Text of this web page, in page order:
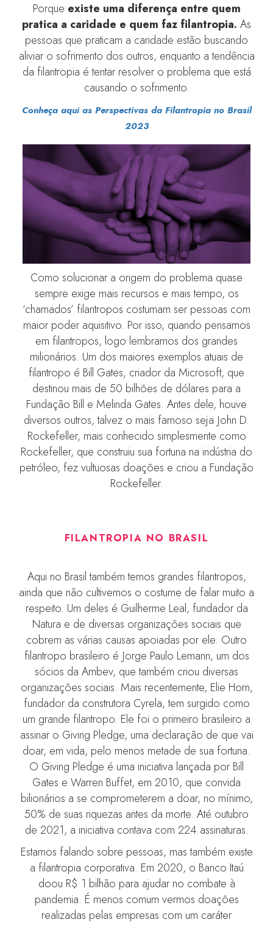
Porque existe uma diferença entre quem
pratica a caridade e quem faz filantropia. As
pessoas que praticam a caridade estão buscando
aliviar o sofrimento dos outros, enquanto a tendência
da filantropia é tentar resolver o problema que está
causando o sofrimento.
Conheça aqui as Perspectivas da Filantropia no Brasil
2023
Como solucionar a origem do problema quase
sempre exige mais recursos e mais tempo, os
‘chamados’ filantropos costumam ser pessoas com
maior poder aquisitivo. Por isso, quando pensamos
em filantropos, logo lembramos dos grandes
milionários. Um dos maiores exemplos atuais de
filantropo é Bill Gates, criador da Microsoft, que
destinou mais de 50 bilhões de dólares para a
Fundação Bill e Melinda Gates. Antes dele, houve
diversos outros, talvez o mais famoso seja John D.
Rockefeller, mais conhecido simplesmente como
Rockefeller, que construiu sua fortuna na indústria do
petróleo, fez vultuosas doações e criou a Fundação
Rockefeller.
FILANTROPIA NO BRASIL
Aqui no Brasil também temos grandes filantropos,
ainda que não cultivemos o costume de falar muito a
respeito. Um deles é Guilherme Leal, fundador da
Natura e de diversas organizações sociais que
cobrem as várias causas apoiadas por ele. Outro
filantropo brasileiro é Jorge Paulo Lemann, um dos
sócios da Ambev, que também criou diversas
organizações sociais. Mais recentemente, Elie Horn,
fundador da construtora Cyrela, tem surgido como
um grande filantropo. Ele foi o primeiro brasileiro a
assinar o Giving Pledge, uma declaração de que vai
doar, em vida, pelo menos metade de sua fortuna.
O Giving Pledge é uma iniciativa lançada por Bill
Gates e Warren Buffet, em 2010, que convida
bilionários a se comprometerem a doar, no mínimo,
50% de suas riquezas antes da morte. Até outubro
de 2021, a iniciativa contava com 224 assinaturas.
Estamos falando sobre pessoas, mas também existe
a filantropia corporativa. Em 2020, o Banco Itaú
doou R$ 1 bilhão para ajudar no combate à
pandemia. É menos comum vermos doações
realizadas pelas empresas com um caráter